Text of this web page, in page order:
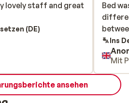
lovely staff and great
lovely staff and great
(DE)
Bed
Bed
Ins
Mit
ansehen